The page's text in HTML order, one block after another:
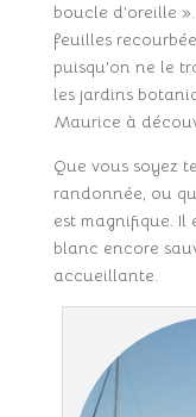
boucle d’oreille
feuilles
puisqu’on ne le
les jardins
Maurice à
Que vous soyez
randonnée, ou
est magnifique. Il
blanc encore
accueillante.